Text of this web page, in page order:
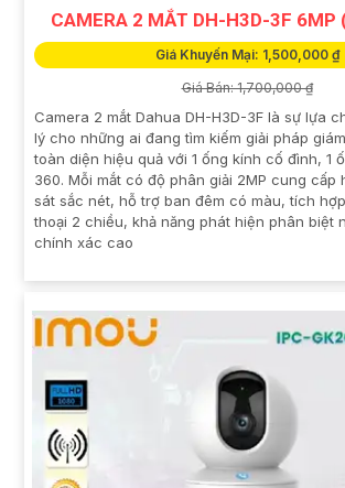
CAMERA 2 MẮT DH-H3D-3F 6MP
Giá Khuyến Mại: 1,500,000 ₫
Giá Bán: 1,700,000 ₫
Camera 2 mắt Dahua DH-H3D-3F là sự lựa
lý cho những ai đang tìm kiếm giải pháp
toàn diện hiệu quả với 1 ống kính cố đình, 1
360. Mỗi mắt có độ phân giải 2MP cung cấp
sát sắc nét, hỗ trợ ban đêm có màu, tích
thoại 2 chiều, khả năng phát hiện phân biệt
chính xác cao